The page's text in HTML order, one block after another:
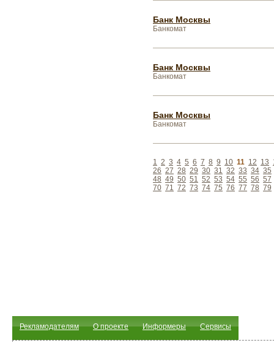
Банк Москвы
Банкомат
Банк Москвы
Банкомат
Банк Москвы
Банкомат
1 2 3 4 5 6 7 8 9 10 11 12 13
26 27 28 29 30 31 32 33 34 35
48 49 50 51 52 53 54 55 56 57
70 71 72 73 74 75 76 77 78 79
Рекламодателям О проекте Информеры Сервисы